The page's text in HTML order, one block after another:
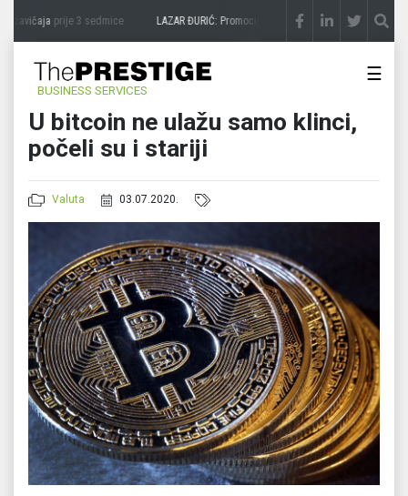
zavičajaprije 3 sedmice LAZAR ĐURIĆ: Promocija potencijal pretvara u destinaciju
BUSINESS SERVICES
☰
U bitcoin ne ulažu samo klinci,
počeli su i stariji
Valuta 03.07.2020.